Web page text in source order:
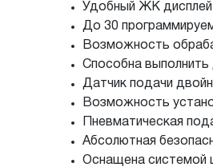
Удобный ЖК
До 30
Возможность
Способна выполнить
Датчик подачи
Возможность
Пневматическая
Абсолютная
Оснащена системой